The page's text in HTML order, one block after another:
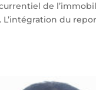
de
L’intégration du